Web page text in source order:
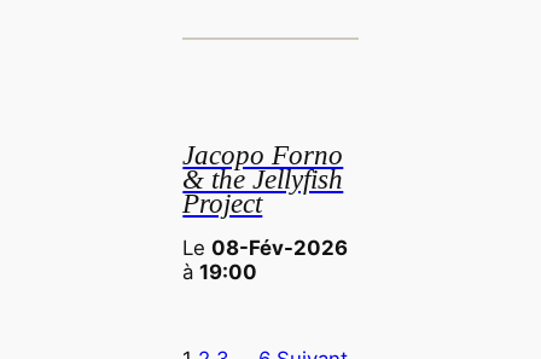
Jacopo Forno
& the Jellyfish
Project
Le08-Fév-2026
à19:00